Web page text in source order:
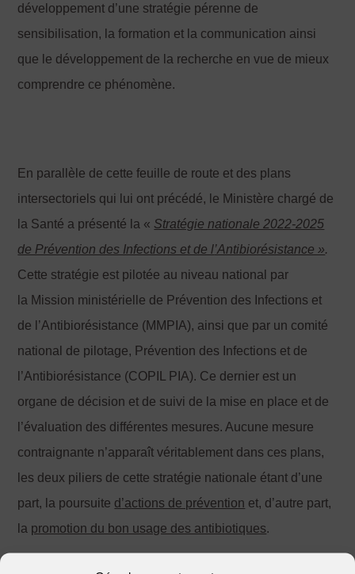
développement d’une stratégie pérenne de
sensibilisation, la formation et la communication ainsi
que le développement de la recherche en vue de mieux
comprendre ce phénomène.
En parallèle de cette feuille de route et des plans
intersectoriels qui lui ont précédé, le Ministère chargé de
la Santé a présenté la « Stratégie nationale 2022-2025
de Prévention des Infections et de l’Antibiorésistance ».
Cette stratégie est pilotée au niveau national par
la Mission ministérielle de Prévention des Infections et
de l’Antibiorésistance (MMPIA), ainsi que par un comité
national de pilotage, Prévention des Infections et de
l’Antibiorésistance (COPIL PIA). Ce dernier est un
organe de décision et de suivi de la mise en place et de
l’évaluation des différentes mesures. Aucune mesure
contraignante n’apparaît véritablement dans ces plans,
les deux piliers de cette stratégie nationale étant d’une
part, la poursuite d ’actions de prévention et, d’autre part,
la promotion du bon usage des antibiotiques.